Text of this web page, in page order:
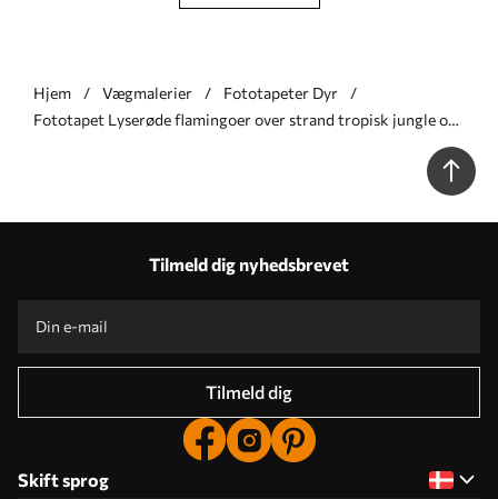
Hjem Vægmalerier
Fototapeter Dyr
Fototapet Lyserøde flamingoer over strand tropisk jungle og
Tilmeld dig nyhedsbrevet
Tilmeld dig
Skift sprog